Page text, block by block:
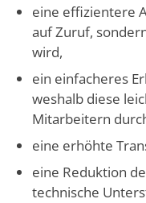
eine effizientere
auf Zuruf,
wird,
ein einfacheres
weshalb diese
Mitarbeitern
eine erhöhte
eine Reduktion
technische